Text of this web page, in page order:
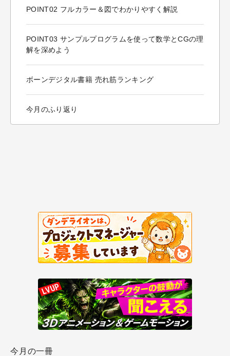
POINT02 フルカラー＆図でわかりやすく解説
POINT03 サンプルプログラムを使って数学とCGの理
解を深めよう
ボーンデジタル書籍 売れ筋ランキング
今月のふり返り
今月の一冊